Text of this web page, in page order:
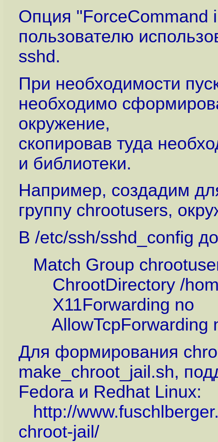
Опция "ForceCommand
пользователю
sshd.
При необходимости
необходимо
окружение,
скопировав туда
и библиотеки.
Например, создадим
группу chrootusers,
В /etc/ssh/sshd_config
Match Group
ChrootDirectory /
X11Forwarding no
AllowTcpForwarding
Для формирования
make_chroot_jail.sh,
Fedora и Redhat Linux:
http://
chroot-jail/